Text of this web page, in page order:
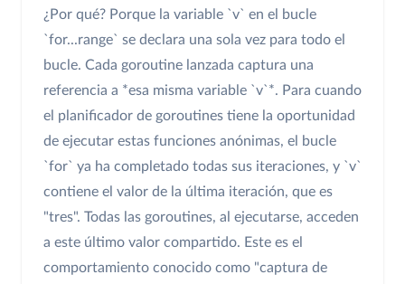
¿Por qué? Porque la variable `v` en el bucle
`for...range` se declara una sola vez para todo el
bucle. Cada goroutine lanzada captura una
referencia a *esa misma variable `v`*. Para cuando
el planificador de goroutines tiene la oportunidad
de ejecutar estas funciones anónimas, el bucle
`for` ya ha completado todas sus iteraciones, y `v`
contiene el valor de la última iteración, que es
"tres". Todas las goroutines, al ejecutarse, acceden
a este último valor compartido. Este es el
comportamiento conocido como "captura de